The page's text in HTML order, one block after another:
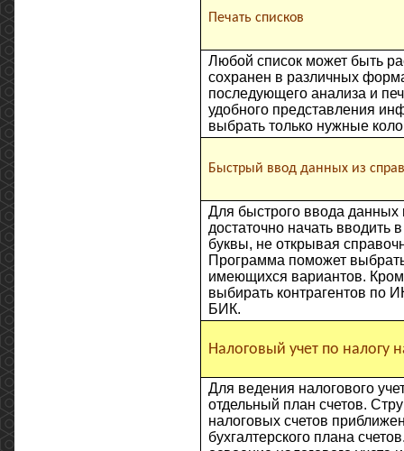
Печать списков
Любой список может быть
сохранен в различных
последующего анализа и
удобного представления
выбрать только нужные
Быстрый ввод данных из
Для быстрого ввода данных
достаточно начать вводить
буквы, не открывая
Программа поможет
имеющихся вариантов.
выбирать контрагентов по
БИК.
Налоговый учет по налогу
Для ведения налогового
отдельный план счетов.
налоговых счетов
бухгалтерского плана